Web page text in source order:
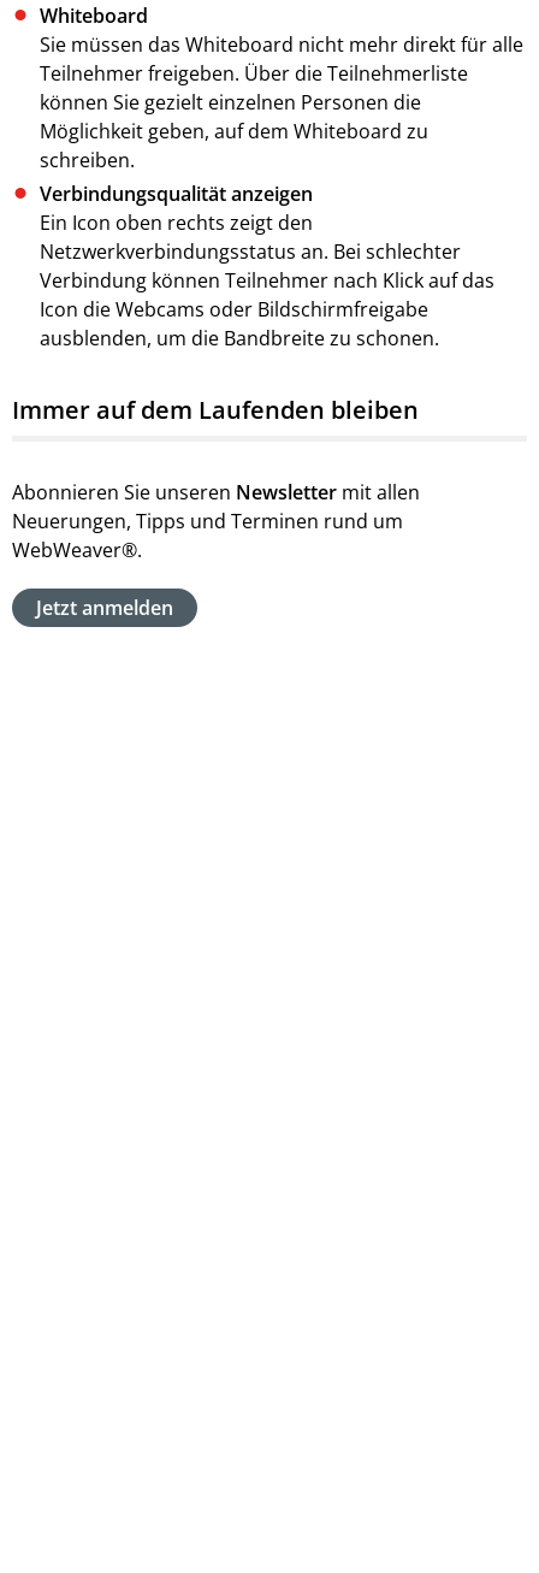
Whiteboard
Sie müssen das Whiteboard nicht mehr direkt für alle
Teilnehmer freigeben. Über die Teilnehmerliste
können Sie gezielt einzelnen Personen die
Möglichkeit geben, auf dem Whiteboard zu
schreiben.
Verbindungsqualität anzeigen
Ein Icon oben rechts zeigt den
Netzwerkverbindungsstatus an. Bei schlechter
Verbindung können Teilnehmer nach Klick auf das
Icon die Webcams oder Bildschirmfreigabe
ausblenden, um die Bandbreite zu schonen.
Immer auf dem Laufenden bleiben
Abonnieren Sie unseren Newsletter mit allen
Neuerungen, Tipps und Terminen rund um
WebWeaver®.
Jetzt anmelden